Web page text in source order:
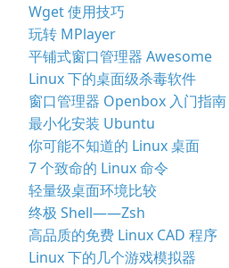
Wget 使用技巧
玩转 MPlayer
平铺式窗口管理器 Awesome
Linux 下的桌面级杀毒软件
窗口管理器 Openbox 入门指南
最小化安装 Ubuntu
你可能不知道的 Linux 桌面
7 个致命的 Linux 命令
轻量级桌面环境比较
终极 Shell——Zsh
高品质的免费 Linux CAD 程序
Linux 下的几个游戏模拟器